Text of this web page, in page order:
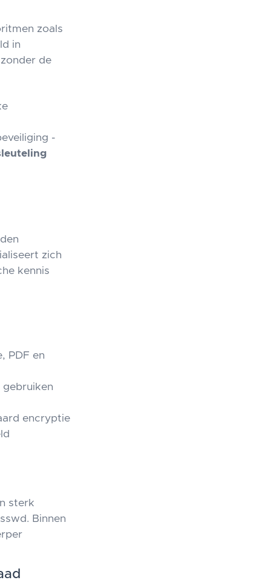
zoals
in
de
-
zich
kennis
PDF en
encryptie
sterk
Binnen